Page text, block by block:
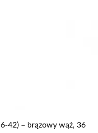
42) – brązowy wąż, 36